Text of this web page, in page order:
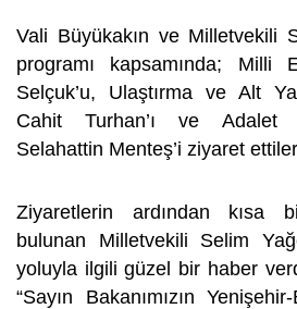
Vali Büyükakın ve Milletvekili
programı kapsamında; Milli
Selçuk’u, Ulaştırma ve Alt
Cahit Turhan’ı ve Adalet
Selahattin Menteş’i ziyaret
Ziyaretlerin ardından kısa
bulunan Milletvekili Selim
yoluyla ilgili güzel bir haber
“Sayın Bakanımızın